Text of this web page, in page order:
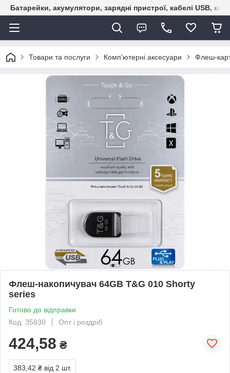
Батарейки, акумулятори, зарядні пристрої, кабелі USB,
Товари та послуги Комп'ютерні аксесуари Флеш-
Флеш-накопичувач 64GB T&G 010 Shorty
series
Готово до відправки
Код: 35830
Опт і роздріб
424,58 ₴
383,42 ₴ від 2 шт.